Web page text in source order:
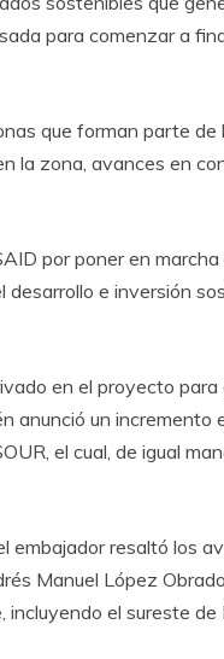
para comenzar a
que forman parte de
la zona, avances en
por poner en
e inversión
en el proyecto para
anunció un incremento
el cual, de igual
embajador resaltó los
Manuel López
el sureste de